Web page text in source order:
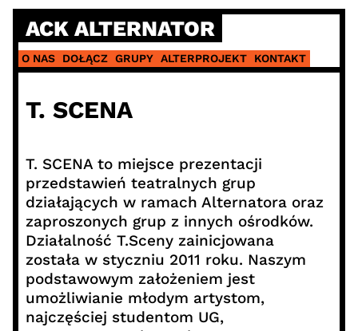
Skip
content
ACK ALTERNATOR
O NAS DOŁĄCZ GRUPY ALTERPROJEKT KONTAKT
T. SCENA
T. SCENA to miejsce prezentacji
przedstawień teatralnych grup
działających w ramach Alternatora oraz
zaproszonych grup z innych ośrodków.
Działalność T.Sceny zainicjowana
została w styczniu 2011 roku. Naszym
podstawowym założeniem jest
umożliwianie młodym artystom,
najczęściej studentom UG,